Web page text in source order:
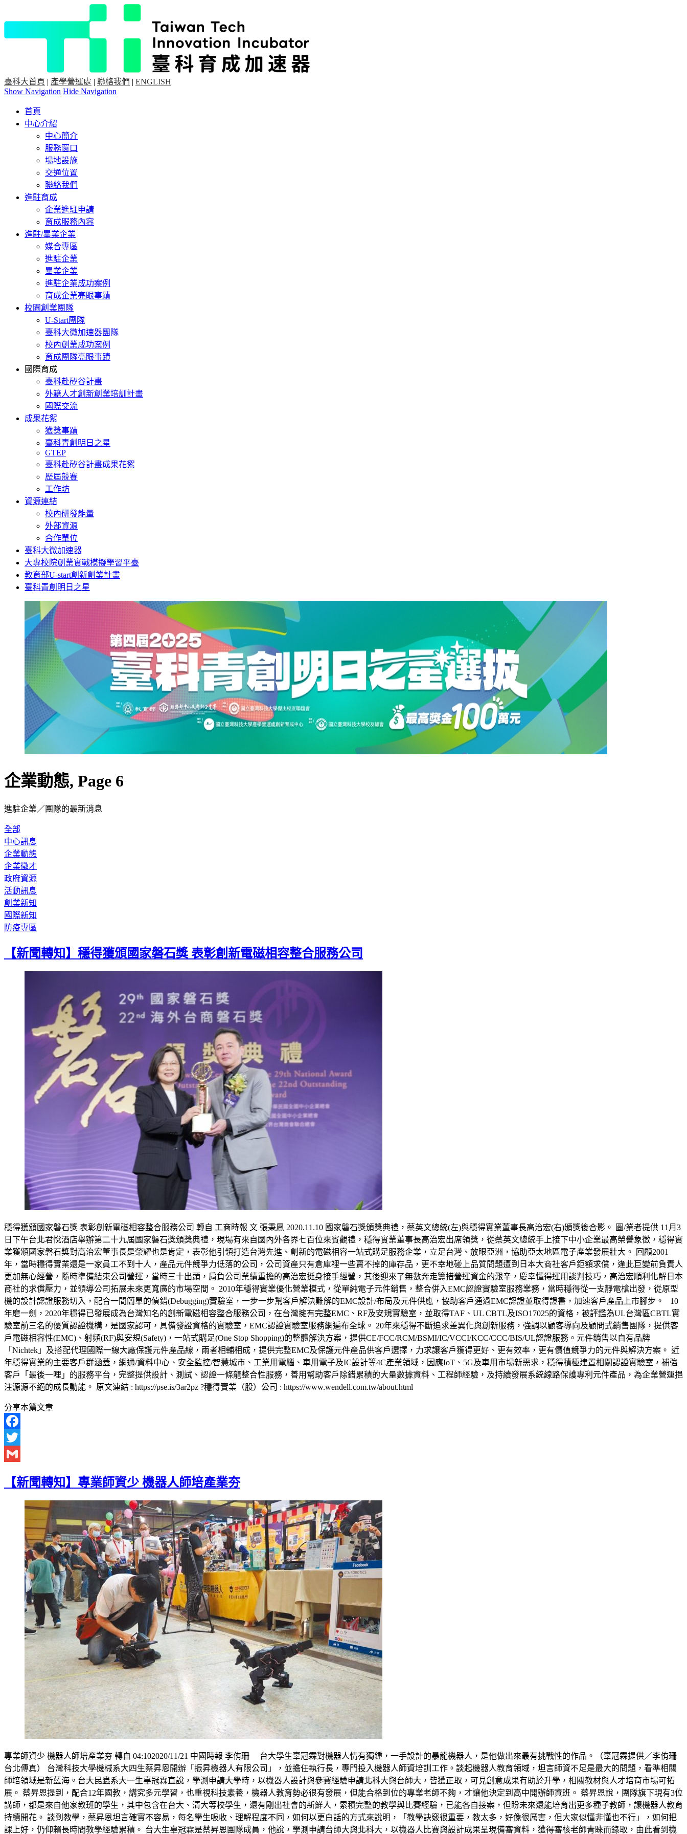
臺科大首頁 | 產學營運處 | 聯絡我們 | ENGLISH
Show Navigation Hide Navigation
首頁
中心介紹
中心簡介
服務窗口
場地設施
交通位置
聯絡我們
進駐育成
企業進駐申請
育成服務內容
進駐/畢業企業
媒合專區
進駐企業
畢業企業
進駐企業成功案例
育成企業亮眼事蹟
校園創業團隊
U-Start團隊
臺科大微加速器團隊
校內創業成功案例
育成團隊亮眼事蹟
國際育成
臺科赴矽谷計畫
外籍人才創新創業培訓計畫
國際交流
成果花絮
獲獎事蹟
臺科青創明日之星
GTEP
臺科赴矽谷計畫成果花絮
歷屆競賽
工作坊
資源連結
校內研發能量
外部資源
合作單位
臺科大微加速器
大專校院創業實戰模擬學習平臺
教育部U-start創新創業計畫
臺科青創明日之星
企業動態, Page 6
進駐企業／團隊的最新消息
全部
中心訊息
企業動態
企業徵才
政府資源
活動訊息
創業新知
國際新知
防疫專區
【新聞轉知】穩得獲頒國家磐石獎 表彰創新電磁相容整合服務公司
穩得獲頒國家磐石獎 表彰創新電磁相容整合服務公司 轉自 工商時報 文 張秉鳳 2020.11.10 國家磐石獎頒獎典禮，蔡英文總統(左)與穩得實業董事長高治宏(右)頒獎後合影。 圖/業者提供 11月3
日下午台北君悅酒店舉辦第二十九屆國家磐石獎頒獎典禮，現場有來自國內外各界七百位來賓觀禮，穩得實業董事長高治宏出席領獎，從蔡英文總統手上接下中小企業最高榮譽象徵，穩得實
業獲頒國家磐石獎對高治宏董事長是榮耀也是肯定，表彰他引領打造台灣先進、創新的電磁相容一站式購足服務企業，立足台灣、放眼亞洲，協助亞太地區電子產業發展壯大。 回顧2001
年，當時穩得實業還是一家員工不到十人，產品元件競爭力低落的公司，公司資產只有倉庫裡一些賣不掉的庫存品，更不幸地碰上品質問題遭到日本大商社客戶鉅額求償，逢此巨變前負責人
更加無心經營，隨時準備結束公司營運，當時三十出頭，肩負公司業績重擔的高治宏挺身接手經營，其後迎來了無數奔走籌措營運資金的艱辛，慶幸懂得運用談判技巧，高治宏順利化解日本
商社的求償壓力，並領導公司拓展未來更寬廣的市場空間。 2010年穩得實業優化營業模式，從單純電子元件銷售，整合併入EMC認證實驗室服務業務，當時穩得從一支靜電槍出發，從原型
機的設計認證服務切入，配合一間簡單的偵錯(Debugging)實驗室，一步一步幫客戶解決難解的EMC設計/布局及元件供應，協助客戶通過EMC認證並取得證書，加速客戶產品上市腳步。 10
年磨一劍，2020年穩得已發展成為台灣知名的創新電磁相容整合服務公司，在台灣擁有完整EMC、RF及安規實驗室，並取得TAF、UL CBTL及ISO17025的資格，被評鑑為UL台灣區CBTL實
驗室前三名的優質認證機構，是國家認可，具備發證資格的實驗室，EMC認證實驗室服務網遍布全球。 20年來穩得不斷追求差異化與創新服務，強調以顧客導向及顧問式銷售團隊，提供客
戶電磁相容性(EMC)、射頻(RF)與安規(Safety)，一站式購足(One Stop Shopping)的整體解決方案，提供CE/FCC/RCM/BSMI/IC/VCCI/KCC/CCC/BIS/UL認證服務。元件銷售以自有品牌
「Nichtek」及搭配代理國際一線大廠保護元件產品線，兩者相輔相成，提供完整EMC及保護元件產品供客戶選擇，力求讓客戶獲得更好、更有效率，更有價值競爭力的元件與解決方案。 近
年穩得實業的主要客戶群涵蓋，網通/資料中心、安全監控/智慧城市、工業用電腦、車用電子及IC設計等4C產業領域，因應IoT、5G及車用市場新需求，穩得積極建置相關認證實驗室，補強
客戶「最後一哩」的服務平台，完整提供設計、測試、認證一條龍整合性服務，善用幫助客戶除錯累積的大量數據資料、工程師經驗，及持續發展系統線路保護專利元件產品，為企業營運挹
注源源不絕的成長動能。 原文連結 : https://pse.is/3ar2pz ?穩得實業（股）公司 : https://www.wendell.com.tw/about.html
分享本篇文章
Facebook
Twitter
【新聞轉知】專業師資少 機器人師培產業夯
專業師資少 機器人師培產業夯 轉自 04:102020/11/21 中國時報 李侑珊 台大學生辜冠霖對機器人情有獨鍾，一手設計的暴龍機器人，是他做出來最有挑戰性的作品。（辜冠霖提供／李侑珊
台北傳真） 台灣科技大學機械系大四生蔡昇恩開辦「振昇機器人有限公司」，並擔任執行長，專門投入機器人師資培訓工作。談起機器人教育領域，坦言師資不足是最大的問題，看準相關
師培領域是新藍海。台大昆蟲系大一生辜冠霖直說，學測申請大學時，以機器人設計與參賽經驗申請北科大與台師大，皆獲正取，可見創意成果有助於升學，相關教材與人才培育市場可拓
展。 蔡昇恩提到，配合12年國教，講究多元學習，也重視科技素養，機器人教育勢必很有發展，但能合格到位的專業老師不夠，才讓他決定到高中開辦師資班。 蔡昇恩說，團隊旗下現有3位
講師，都是來自他家教班的學生，其中包含在台大、清大等校學生，還有剛出社會的新鮮人，累積完整的教學與比賽經驗，已能各自接案，但盼未來還能培育出更多種子教師，讓機器人教育
持續開花。 談到教學，蔡昇恩坦言確實不容易，每名學生吸收、理解程度不同，如何以更白話的方式來說明，「教學訣竅很重要，教太多，好像很厲害，但大家似懂非懂也不行」，如何把
課上好，仍仰賴長時間教學經驗累積。 台大生辜冠霖是蔡昇恩團隊成員，他說，學測申請台師大與北科大，以機器人比賽與設計成果呈現備審資料，獲得審核老師青睞而錄取，由此看到機